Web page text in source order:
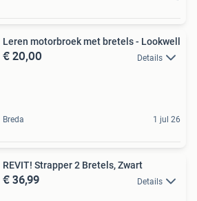
Leren motorbroek met bretels - Lookwell
€ 20,00 Details
Breda 1 jul 26
REVIT! Strapper 2 Bretels, Zwart
€ 36,99 Details